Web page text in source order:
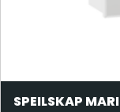
SPEILSKAP